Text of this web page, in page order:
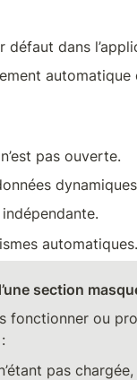
défaut dans
pas ouverte.
automatiques.
section
fonctionner ou
pas